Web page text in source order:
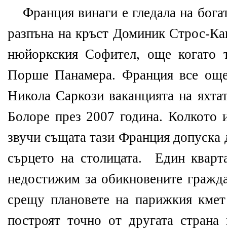
Франция винаги е гледала на
разпъна на кръст Доминик Строс-
нюйоркския Софител, още когато
Порше Панамера. Франция все
Никола Саркози ваканцията на
Болоре през 2007 година. Колкото
звучи същата тази Франция допуска
сърцето на столицата.
Един
недостижим за обикновените
срещу плановете на парижкия
построят точно от другата